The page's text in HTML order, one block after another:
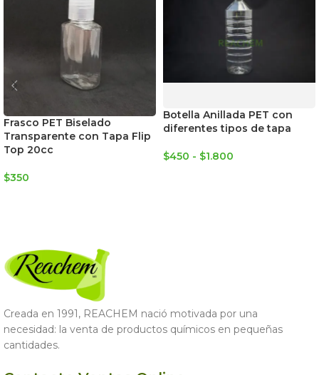
Frasco PET Biselado
Transparente con Tapa Flip
Top 20cc
$350
Botella Anillada PET con
diferentes tipos de tapa
$450 - $1.800
Creada en 1991, REACHEM nació motivada por una
necesidad: la venta de productos químicos en pequeñas
cantidades.